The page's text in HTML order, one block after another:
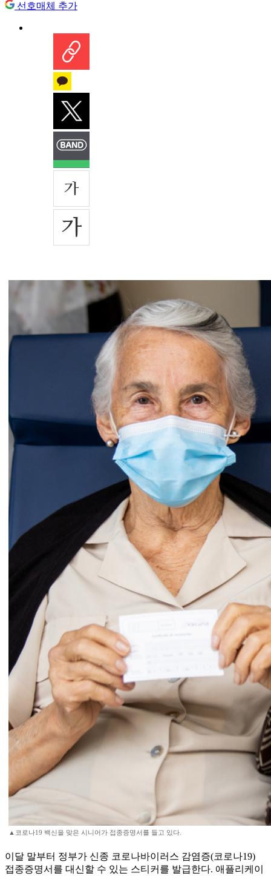
선호매체 추가
▲코로나19 백신을 맞은 시니어가 접종증명서를 들고 있다.
이달 말부터 정부가 신종 코로나바이러스 감염증(코로나19)
접종증명서를 대신할 수 있는 스티커를 발급한다. 애플리케이